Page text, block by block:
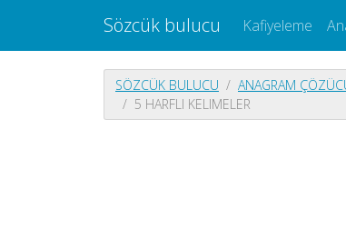
Sözcük bulucu Kafiyeleme
SÖZCÜK BULUCU ANAGRAM
5 HARFLI KELIMELER